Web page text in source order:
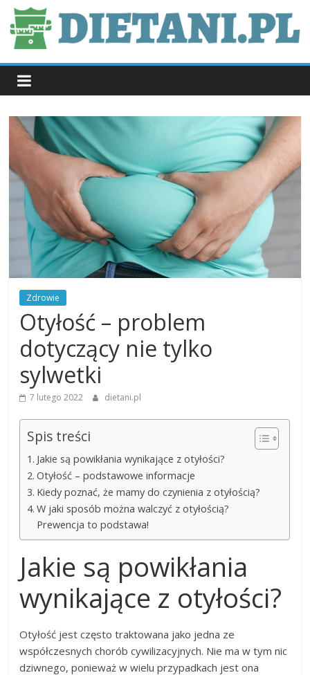
Skip
to
content
dietani.pl
Zdrowie
Otyłość – problem
dotyczący nie tylko
sylwetki
7 lutego 2022 dietani.pl
Spis treści
Jakie są powikłania wynikające z otyłości?
Otyłość – podstawowe informacje
Kiedy poznać, że mamy do czynienia z otyłością?
W jaki sposób można walczyć z otyłością?
Prewencja to podstawa!
Jakie są powikłania
wynikające z otyłości?
Otyłość jest często traktowana jako jedna ze
współczesnych chorób cywilizacyjnych. Nie ma w tym nic
dziwnego, ponieważ w wielu przypadkach jest ona